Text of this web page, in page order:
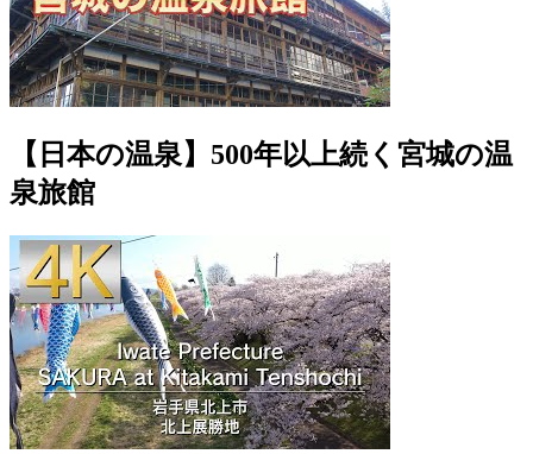
【日本の温泉】500年以上続く宮城の温
泉旅館